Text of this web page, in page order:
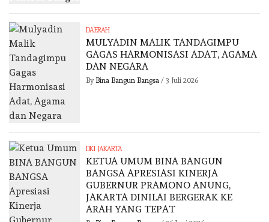
DAERAH
MULYADIN MALIK TANDAGIMPU
GAGAS HARMONISASI ADAT, AGAMA
DAN NEGARA
By Bina Bangun Bangsa / 3 Juli 2026
DKI JAKARTA
KETUA UMUM BINA BANGUN
BANGSA APRESIASI KINERJA
GUBERNUR PRAMONO ANUNG,
JAKARTA DINILAI BERGERAK KE
ARAH YANG TEPAT